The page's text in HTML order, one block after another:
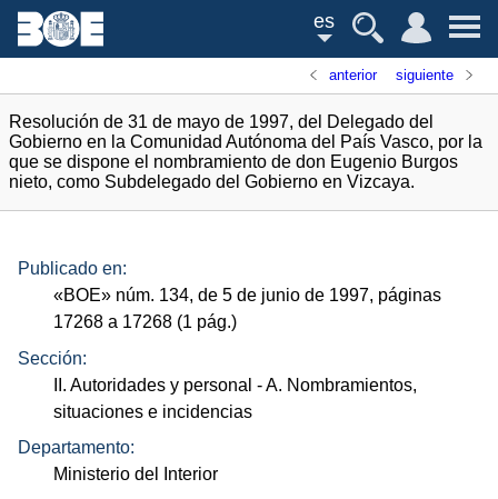
es
anterior siguiente
Resolución de 31 de mayo de 1997, del Delegado del
Gobierno en la Comunidad Autónoma del País Vasco, por la
que se dispone el nombramiento de don Eugenio Burgos
nieto, como Subdelegado del Gobierno en Vizcaya.
Publicado en:
«BOE» núm. 134, de 5 de junio de 1997, páginas
17268 a 17268 (1 pág.)
Sección:
II. Autoridades y personal - A. Nombramientos,
situaciones e incidencias
Departamento:
Ministerio del Interior